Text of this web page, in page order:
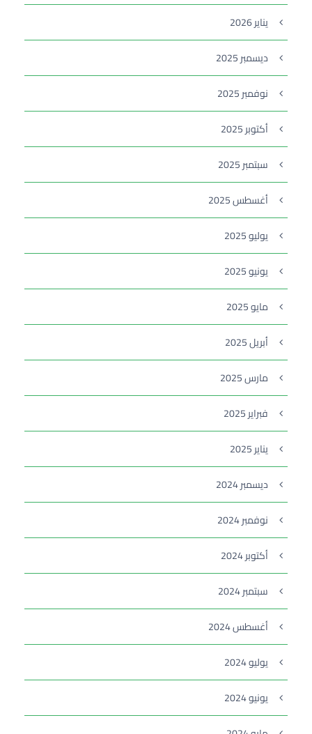
يناير 2026
ديسمبر 2025
نوفمبر 2025
أكتوبر 2025
سبتمبر 2025
أغسطس 2025
يوليو 2025
يونيو 2025
مايو 2025
أبريل 2025
مارس 2025
فبراير 2025
يناير 2025
ديسمبر 2024
نوفمبر 2024
أكتوبر 2024
سبتمبر 2024
أغسطس 2024
يوليو 2024
يونيو 2024